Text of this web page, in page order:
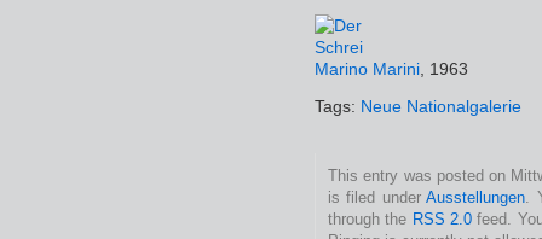
Marino Marini , 1963
Tags: Neue Nationalgalerie
This entry was posted on
is filed underAusstellungen .
through the RSS 2.0 feed.